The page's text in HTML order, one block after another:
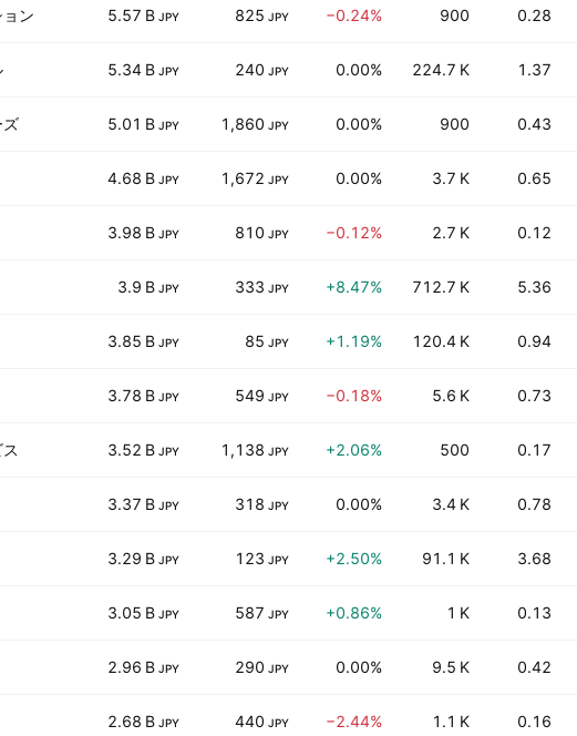
ン 5.57 B JPY 825 JPY −0.24% 900 0.28
5.34 B JPY 240 JPY 0.00% 224.7 K 1.37
ズ 5.01 B JPY 1,860 JPY 0.00% 900 0.43
4.68 B JPY 1,672 JPY 0.00% 3.7 K 0.65
3.98 B JPY 810 JPY −0.12% 2.7 K 0.12
3.9 B JPY 333 JPY +8.47% 712.7 K 5.36
3.85 B JPY 85 JPY +1.19% 120.4 K 0.94
3.78 B JPY 549 JPY −0.18% 5.6 K 0.73
3.52 B JPY 1,138 JPY +2.06% 500 0.17
3.37 B JPY 318 JPY 0.00% 3.4 K 0.78
3.29 B JPY 123 JPY +2.50% 91.1 K 3.68
3.05 B JPY 587 JPY +0.86% 1 K 0.13
2.96 B JPY 290 JPY 0.00% 9.5 K 0.42
2.68 B JPY 440 JPY −2.44% 1.1 K 0.16